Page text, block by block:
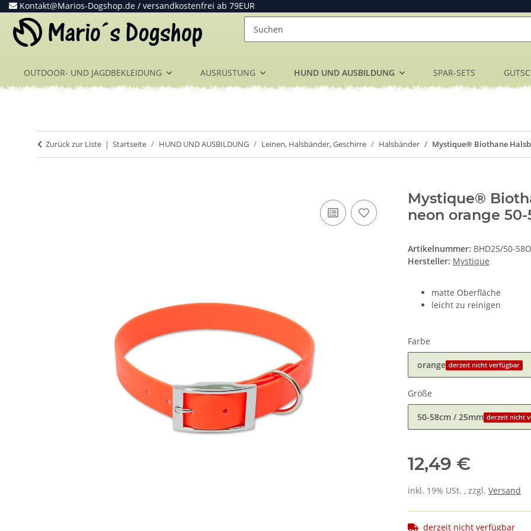
Kontakt@Marios-Dogshop.de / versandkostenfrei ab 79EUR
OUTDOOR- UND JAGDBEKLEIDUNG AUSRÜSTUNG HUND UND AUSBILDUNG SPAR-SETS
Zurück zur Liste Startseite HUND UND AUSBILDUNG Leinen, Halsbänder, Geschirre Halsbänder Mystique® Biothane
Mystique®
neon orange
Artikelnummer: BHD25/50-58O
Hersteller: Mystique
matte Oberfläche
leicht zu reinigen
Farbe
orange derzeit nicht verfügbar
Größe
50-58cm / 25mm derzeit nicht
12,49 €
inkl. 19% USt. , zzgl. Versand
derzeit nicht verfügbar